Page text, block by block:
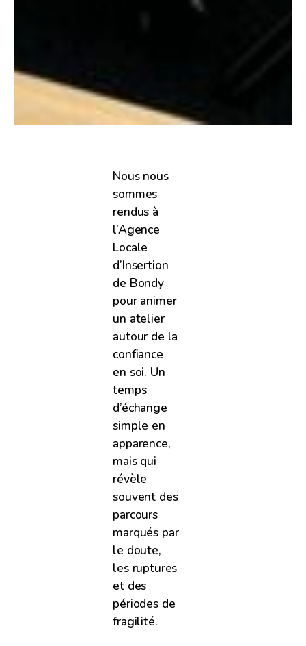
Nous nous
sommes
rendus à
l’Agence
Locale
d’Insertion
de Bondy
pour animer
un atelier
autour de la
confiance
en soi. Un
temps
d’échange
simple en
apparence,
mais qui
révèle
souvent des
parcours
marqués par
le doute,
les ruptures
et des
périodes de
fragilité.